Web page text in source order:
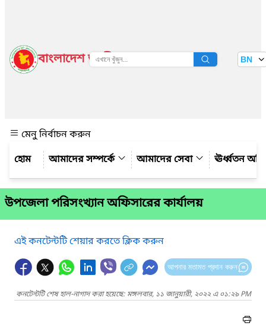
বাংলাদেশ জাতীয় তথ্য বাতায়ন BN
মেনু নির্বাচন করুন
আমাদের সম্পর্কে
আমাদের সেবা ঊর্ধ্বতন
উপজেলা পরিসংখ্যান অফিসারের কার্যালয়
এই কনটেন্টটি শেয়ার করতে ক্লিক করুন
আপনার মতামত প্রদান করুন
কনটেন্টটি শেষ হাল-নাগাদ করা হয়েছে: মঙ্গলবার, ১১ জানুয়ারী, ২০২২ এ ০১:২৯ PM